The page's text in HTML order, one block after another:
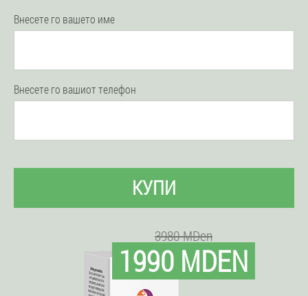
Внесете го вашето име
Внесете го вашиот телефон
КУПИ
3980 MDen
1990 MDEN